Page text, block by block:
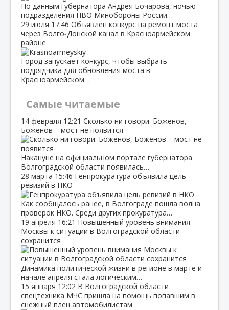
По данным губернатора Андрея Бочарова, ночью
подразделения ПВО Минобороны России…
29 июля 17:46 Объявлен конкурс на ремонт моста
через Волго‑Донской канал в Красноармейском
районе
Город запускает конкурс, чтобы выбрать
подрядчика для обновления моста в
Красноармейском…
Самые читаемые
14 февраля 12:21 Сколько ни говори: Боженов,
Боженов – мост не появится
Накануне на официальном портале губернатора
Волгоградской области появилась…
28 марта 15:46 Генпрокуратура объявила цель
ревизий в НКО
Как сообщалось ранее, в Волгограде пошла волна
проверок НКО. Среди других прокуратура…
19 апреля 16:21 Повышенный уровень внимания
Москвы к ситуации в Волгоградской области
сохранится
Динамика политической жизни в регионе в марте и
начале апреля стала логическим…
15 января 12:02 В Волгоградской области
спецтехника МЧС пришла на помощь попавшим в
снежный плен автомобилистам